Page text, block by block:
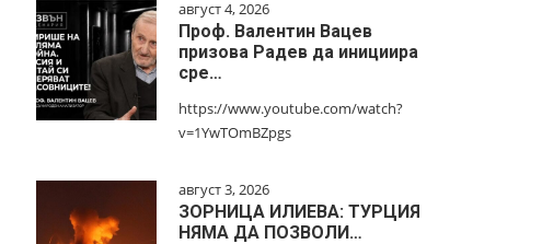
август 4, 2026
Проф. Валентин Вацев
призова Радев да инициира
сре…
https://www.youtube.com/watch?
v=1YwTOmBZpgs
август 3, 2026
ЗОРНИЦА ИЛИЕВА: ТУРЦИЯ
НЯМА ДА ПОЗВОЛИ…